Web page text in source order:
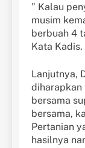
” Kalau
musim
berbuah 4
Kata Kadis.
Lanjutnya,
diharapkan
bersama
bersama,
Pertanian
hasilnya